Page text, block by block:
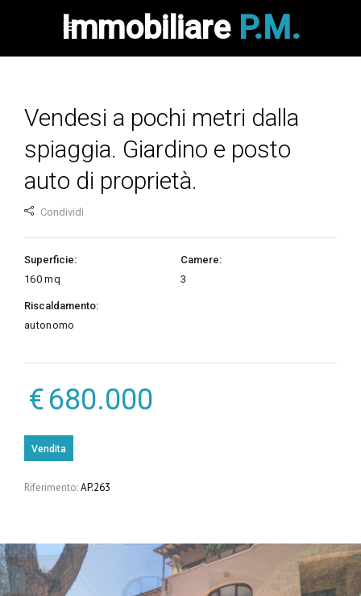
Immobiliare P.M.
Vendesi a pochi metri dalla
spiaggia. Giardino e posto
auto di proprietà.
Condividi
Superficie:
160 mq
Camere:
3
Riscaldamento:
autonomo
€680.000
Vendita
Riferimento:AP.263